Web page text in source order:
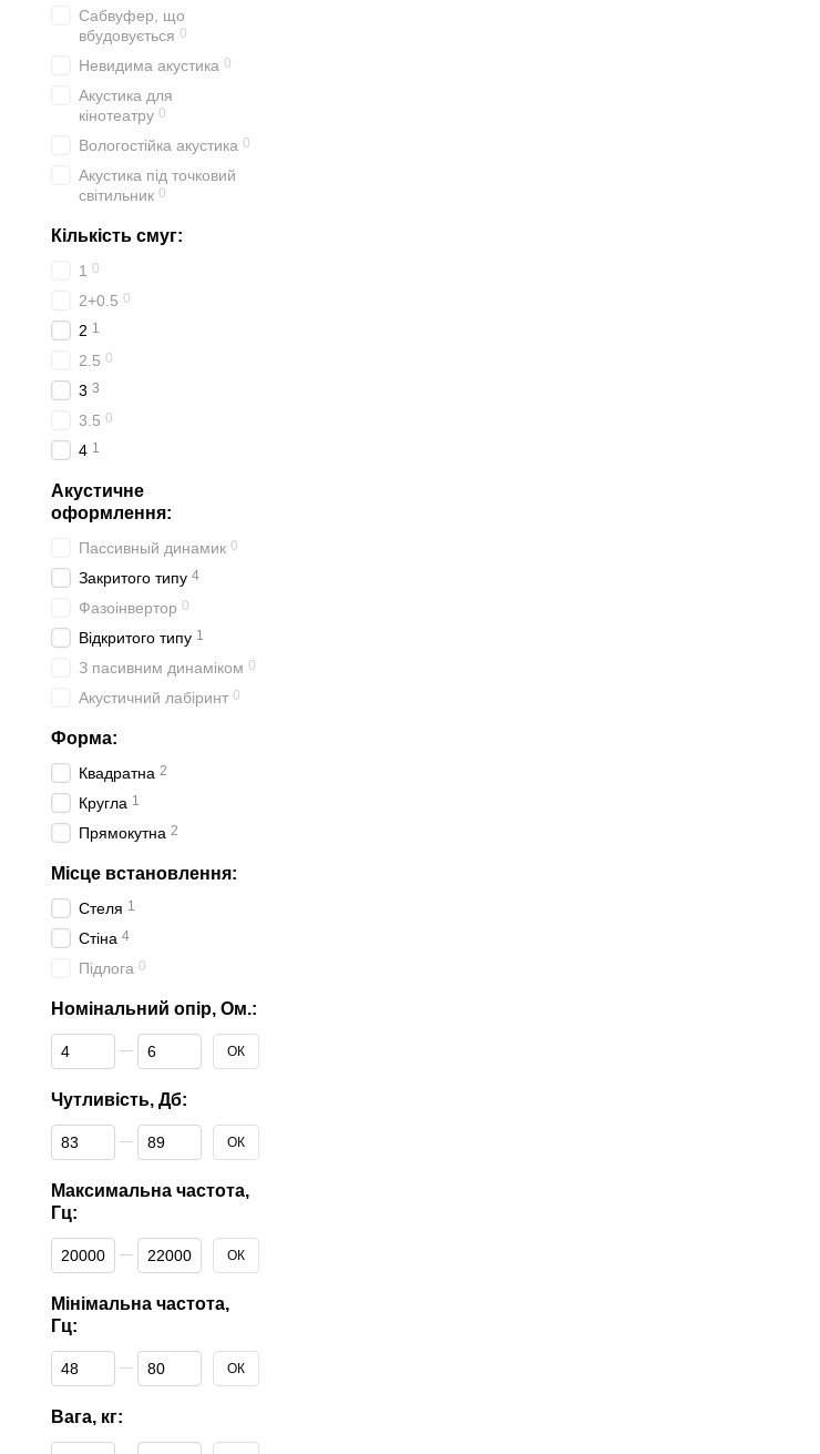
Сабвуфер, що
вбудовується 0
Невидима акустика 0
Акустика для
кінотеатру 0
Вологостійка акустика 0
Акустика під точковий
світильник 0
Кількість смуг:
1 0
2+0.5 0
2 1
2.5 0
3 3
3.5 0
4 1
Акустичне
оформлення:
Пассивный динамик 0
Закритого типу 4
Фазоінвертор 0
Відкритого типу 1
З пасивним динаміком 0
Акустичний лабіринт 0
Форма:
Квадратна 2
Кругла 1
Прямокутна 2
Місце встановлення:
Стеля 1
Стіна 4
Підлога 0
Номінальний опір, Ом.:
От Номінальний опір, Ом.:
До Номінальний опір, Ом.:
ОК
Чутливість, Дб:
От Чутливість, Дб:
До Чутливість, Дб: ОК
Максимальна частота,
Гц:
От Максимальна частота, Гц:
До Максимальна частота, Гц:
ОК
Мінімальна частота,
Гц:
От Мінімальна частота, Гц:
До Мінімальна частота, Гц:
ОК
Вага, кг: